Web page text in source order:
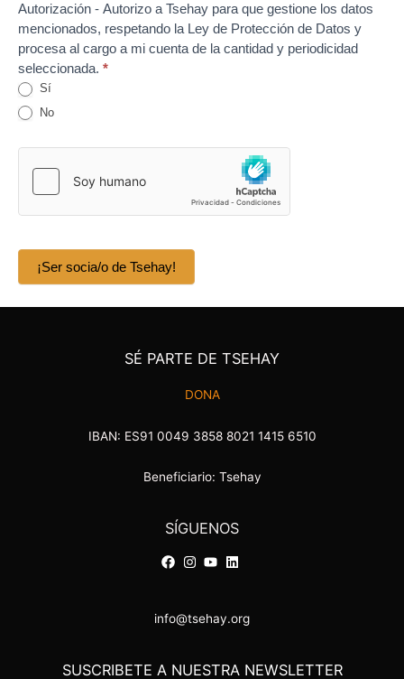
Autorización - Autorizo a Tsehay para que gestione los datos
mencionados, respetando la Ley de Protección de Datos y
procesa al cargo a mi cuenta de la cantidad y periodicidad
seleccionada. *
Sí
No
¡Ser socia/o de Tsehay!
SÉ PARTE DE TSEHAY
DONA
IBAN: ES91 0049 3858 8021 1415 6510
Beneficiario: Tsehay
SÍGUENOS
info@tsehay.org
SUSCRIBETE A NUESTRA NEWSLETTER